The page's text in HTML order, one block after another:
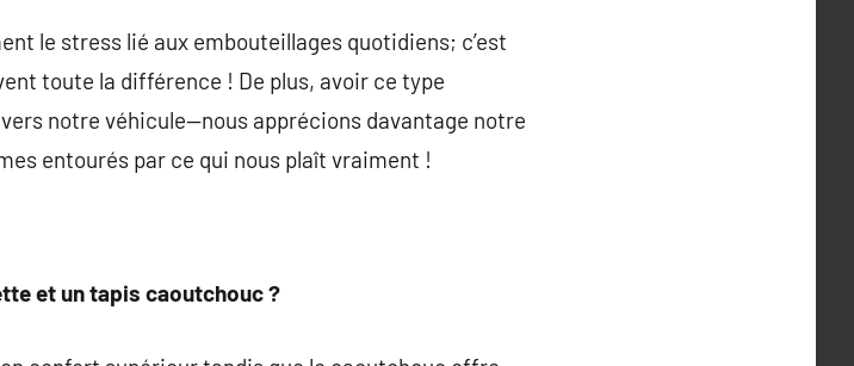
le stress lié aux embouteillages quotidiens; c’est
toute la différence ! De plus, avoir ce type
notre véhicule—nous apprécions davantage notre
entourés par ce qui nous plaît vraiment !
et un tapis caoutchouc ?